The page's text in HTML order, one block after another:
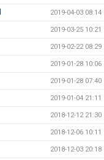
2019-04-03 08:14
2019-03-25 10:21
2019-02-22 08:29
2019-01-28 10:06
2019-01-28 07:40
2019-01-04 21:11
2018-12-12 21:30
2018-12-06 10:11
2018-12-03 20:18